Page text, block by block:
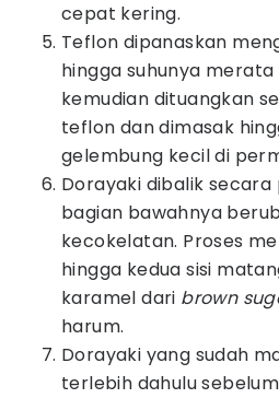
cepat kering.
Teflon dipanaskan
hingga suhunya
kemudian dituangkan
teflon dan dimasak
gelembung kecil di
Dorayaki dibalik
bagian bawahnya
kecokelatan. Proses
hingga kedua sisi
karamel dari brown
harum.
Dorayaki yang sudah
terlebih dahulu